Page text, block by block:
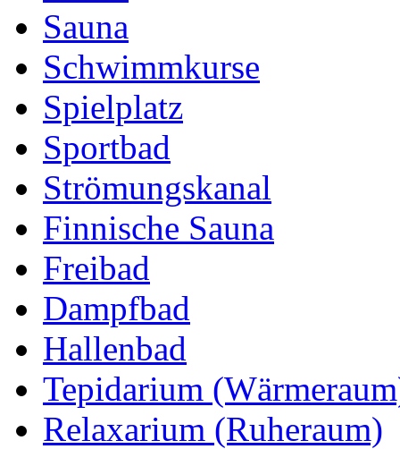
Sauna
Schwimmkurse
Spielplatz
Sportbad
Strömungskanal
Finnische Sauna
Freibad
Dampfbad
Hallenbad
Tepidarium
Relaxarium (Ruheraum)